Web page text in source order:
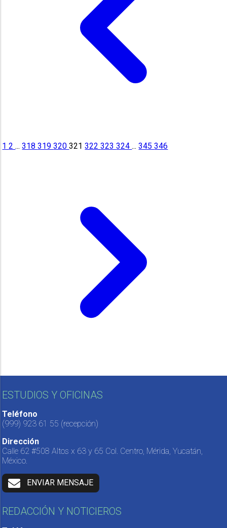
12... 318319320321 322323324... 345346
ESTUDIOS Y OFICINAS
Teléfono
(999) 923 61 55 (recepción)
Dirección
Calle 62 #508 Altos x 63 y 65 Col. Centro, Mérida, Yucatán,
México.
ENVIAR MENSAJE
REDACCIÓN Y NOTICIEROS